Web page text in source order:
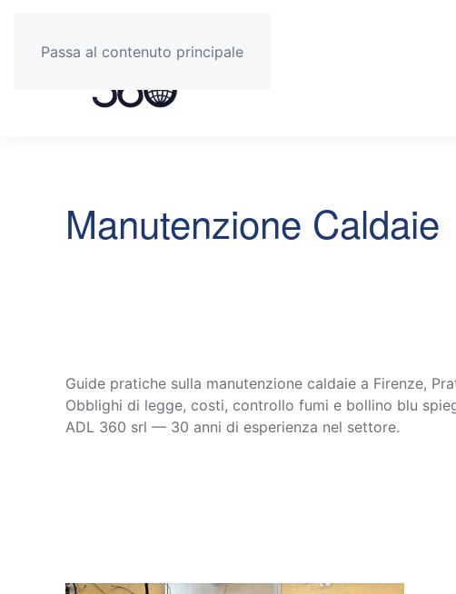
Passa al contenuto principale
Manutenzione Caldaie
Guide pratiche sulla manutenzione caldaie a Firenze,
Obblighi di legge, costi, controllo fumi e bollino blu
ADL 360 srl — 30 anni di esperienza nel settore.